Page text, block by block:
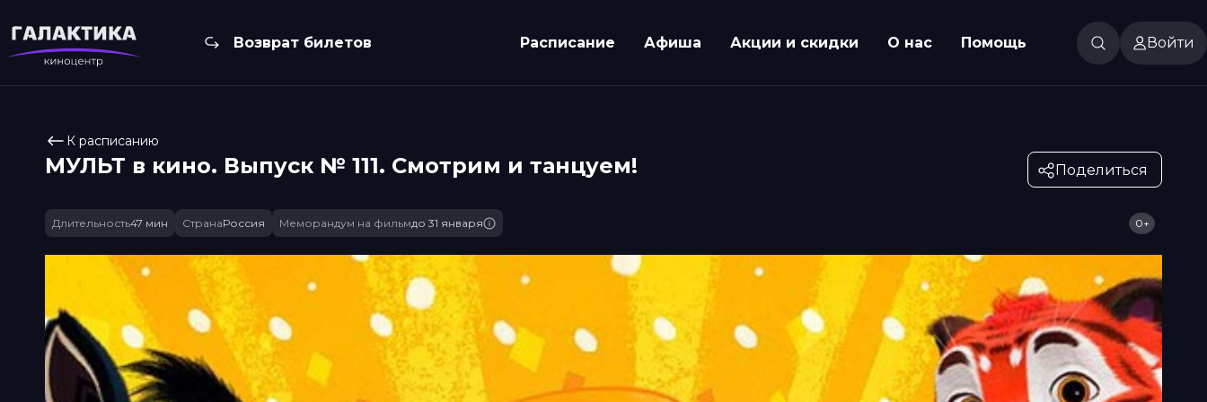
Возврат билетов Расписание Афиша Акции и скидки О нас Помощь Войти
К расписанию
МУЛЬТ в кино. Выпуск № 111. Смотрим и танцуем! Поделиться
Длительность47 мин СтранаРоссия Меморандум на фильмдо 31 января 0+